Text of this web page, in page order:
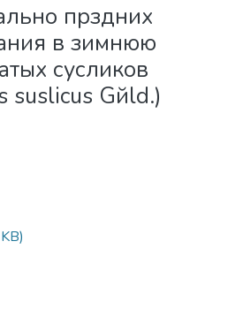
прздних
в зимнюю
сусликов
suslicus Gйld.)